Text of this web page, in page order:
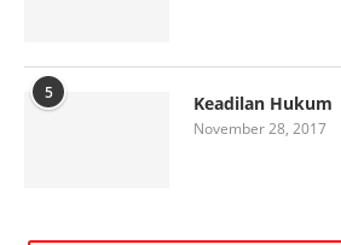
5 Keadilan Hukum
November 28, 2017